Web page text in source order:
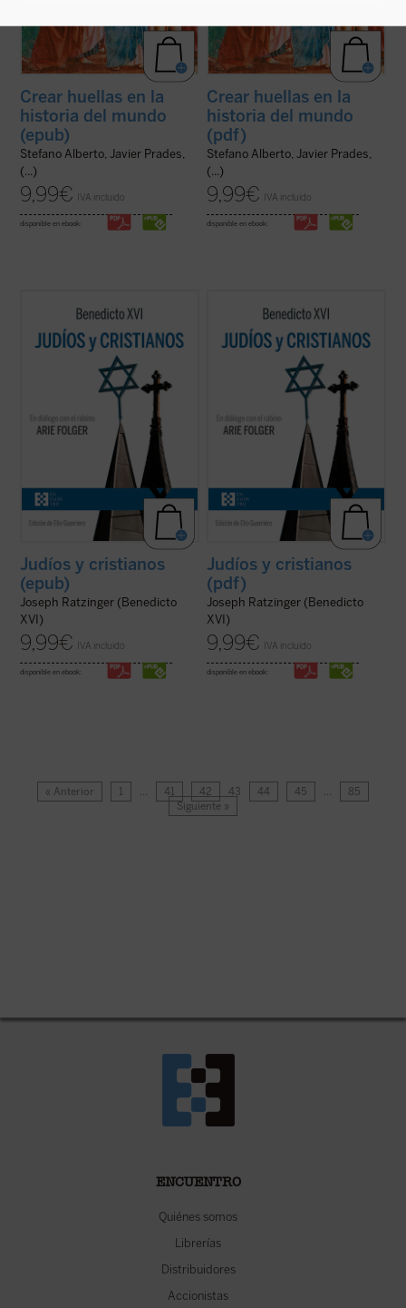
Crear huellas en la
historia del mundo
(epub)
Stefano Alberto, Javier Prades,
(...)
9,99€ IVA incluido
disponible en ebook:
Crear huellas en la
historia del mundo
(pdf)
Stefano Alberto, Javier Prades,
(...)
9,99€ IVA incluido
disponible en ebook:
pontífice anciano cuyas palabras resuenan
como un eco de un mundo lejano y un joven
rabino que vive en la Viena cada vez más
secular y dispersiva del siglo XXI. Es una
apasionante sucesión de escritos, ...
Judíos y cristianos
(epub)
Joseph Ratzinger (Benedicto
XVI)
9,99€ IVA incluido
disponible en ebook:
pontífice anciano cuyas palabras resuenan
como un eco de un mundo lejano y un joven
rabino que vive en la Viena cada vez más
secular y dispersiva del siglo XXI. Es una
apasionante sucesión de escritos, ...
Judíos y cristianos
(pdf)
Joseph Ratzinger (Benedicto
XVI)
9,99€ IVA incluido
disponible en ebook:
« Anterior 1 … 41 42 43 44 45 …
85
Siguiente »
ENCUENTRO
Quiénes somos
Librerías
Distribuidores
Accionistas